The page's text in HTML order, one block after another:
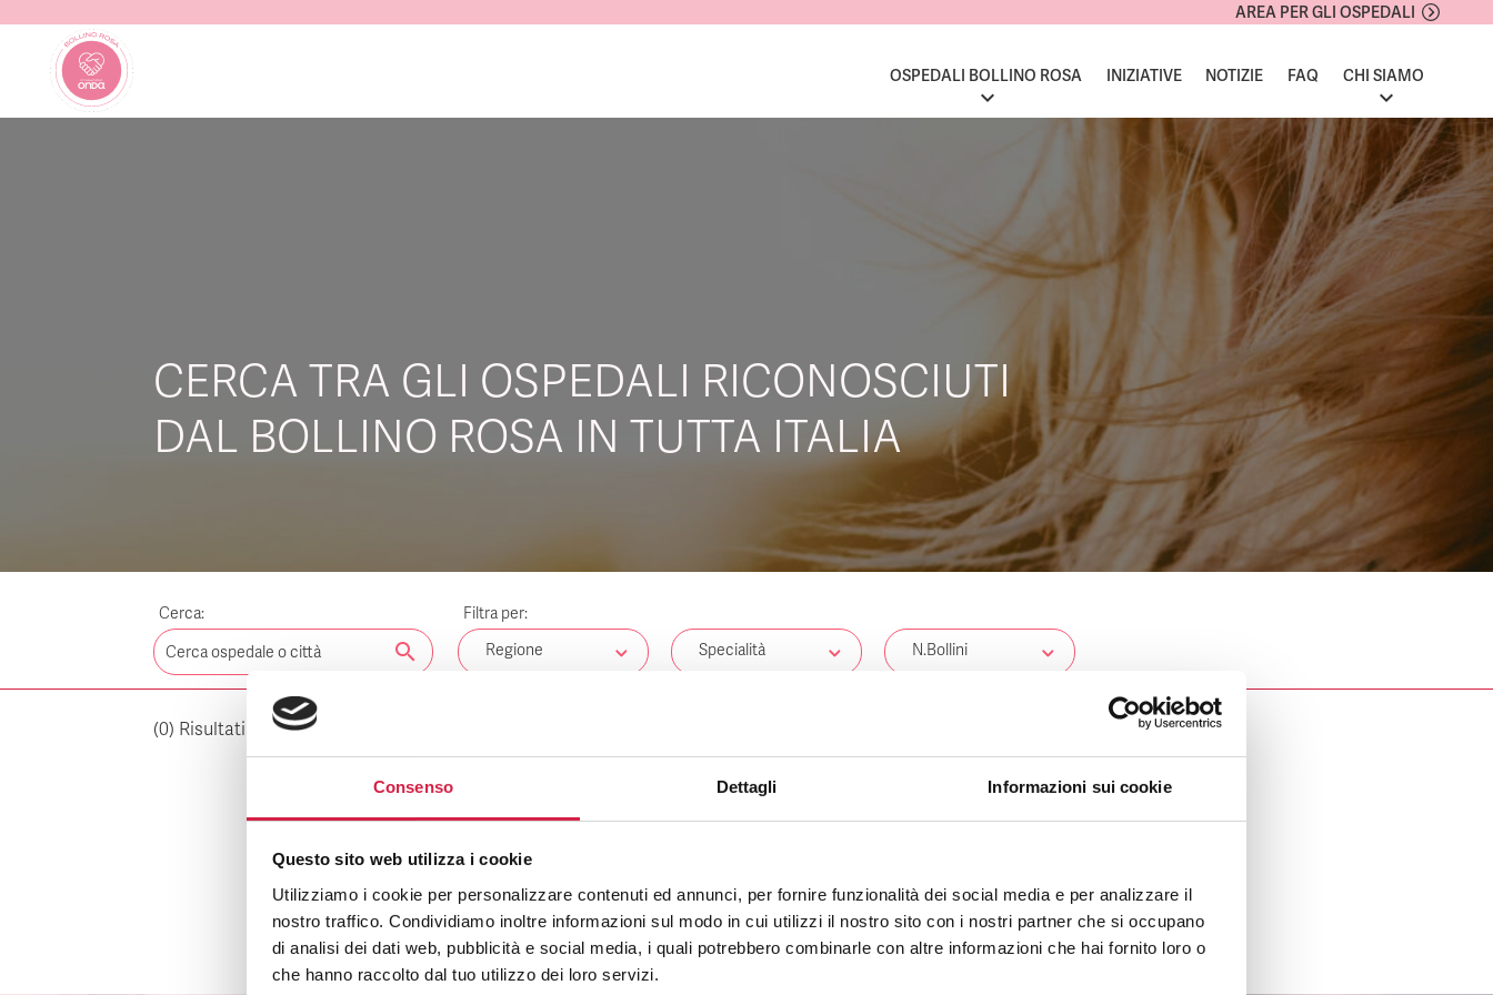
Consenso Dettagli Informazioni sui cookie
Questo sito web utilizza i cookie
Utilizziamo i cookie per personalizzare contenuti ed annunci, per fornire funzionalità dei social media e per analizzare il
nostro traffico. Condividiamo inoltre informazioni sul modo in cui utilizzi il nostro sito con i nostri partner che si occupano
di analisi dei dati web, pubblicità e social media, i quali potrebbero combinarle con altre informazioni che hai fornito loro o
che hanno raccolto dal tuo utilizzo dei loro servizi.
AREA PER GLI OSPEDALI
OSPEDALI BOLLINO ROSA INIZIATIVE NOTIZIE FAQ CHI SIAMO
CERCA TRA GLI OSPEDALI RICONOSCIUTI
DAL BOLLINO ROSA IN TUTTA ITALIA
Cerca:
search
Filtra per:
Regione
Specialità N.Bollini
(0) Risultati per: